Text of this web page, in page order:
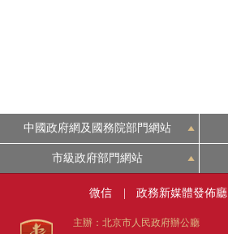
中國政府網及國務院部門網站
市級政府部門網站
微信 政務新媒體發佈廳
主辦：北京市人民政府辦公廳